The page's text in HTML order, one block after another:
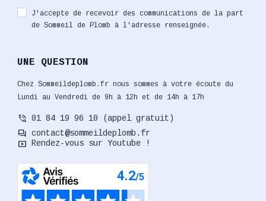
J'accepte de recevoir des communications de la part
de Sommeil de Plomb à l'adresse renseignée.
UNE QUESTION
Chez Sommeildeplomb.fr nous sommes à votre écoute du
Lundi au Vendredi de 9h à 12h et de 14h à 17h
phone_in_talk 01 84 19 96 10 (appel gratuit)
forum contact@sommeildeplomb.fr
smart_display Rendez-vous sur Youtube !